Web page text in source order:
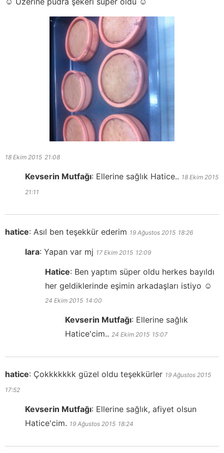
18 Ekim 2015 21:08
Kevserin Mutfağı: Ellerine sağlık Hatice.. 18 Ekim 2015
21:11
hatice: Asıl ben teşekkür ederim 19 Ağustos 2015 18:26
lara: Yapan var mj 17 Ekim 2015 12:09
Hatice: Ben yaptım süper oldu herkes bayıldı
her geldiklerinde eşimin arkadaşları istiyo ☺️
24 Ekim 2015 14:00
Kevserin Mutfağı: Ellerine sağlık
Hatice'cim.. 24 Ekim 2015 15:07
hatice: Çokkkkkkk güzel oldu teşekkürler 19 Ağustos 2015
17:52
Kevserin Mutfağı: Ellerine sağlık, afiyet olsun
Hatice'cim. 19 Ağustos 2015 18:24